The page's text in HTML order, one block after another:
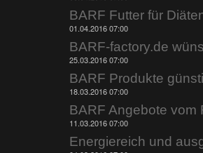
01.04.2016 07:00
25.03.2016 07:00
18.03.2016 07:00
11.03.2016 07:00
Energiereich und